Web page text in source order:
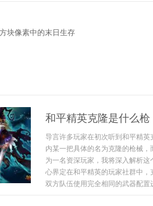
块像素中的末日生存
和平精英克隆是什么
导言许多玩家在初次听到和平精
内某一把具体的名为克隆的枪械
为一名资深玩家，我将深入解析
心界定在和平精英的玩家社群中
双方队伍使用完全相同的武器配置